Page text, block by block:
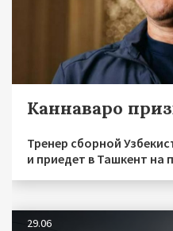
Каннаваро
Тренер сборной
и приедет в Ташкент на
29.06